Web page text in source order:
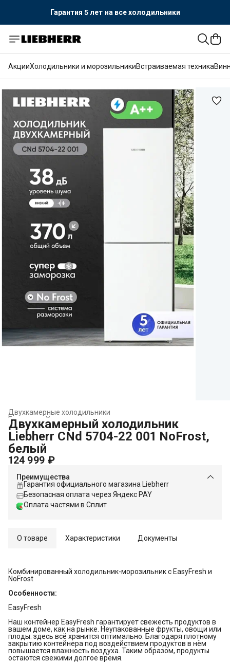
Гарантия 5 лет на все холодильники
Официальный поставщик LIEBHERR
на все холодильники
АкцииХолодильники и морозильникиВстраиваемая техника
Двухкамерные холодильники
Холодильники и морозильники
Главная ›
Двухкамерный холодильник
Liebherr CNd 5704-22 001 NoFrost,
белый
124 999 ₽
Преимущества
Гарантия официального магазина Liebherr
Безопасная оплата через Яндекс PAY
Оплата частями в Сплит
О товаре Характеристики Документы
Комбинированный холодильник-морозильник с EasyFresh и
NoFrost
Особенности:
EasyFresh
Наш контейнер EasyFresh гарантирует свежесть продуктов в
вашем доме, как на рынке. Неупакованные фрукты, овощи или
плоды: здесь всё хранится оптимально. Благодаря плотному
закрытию контейнера под воздействием продуктов в нём
повышается влажность воздуха. Таким образом, продукты
остаются свежими долгое время.